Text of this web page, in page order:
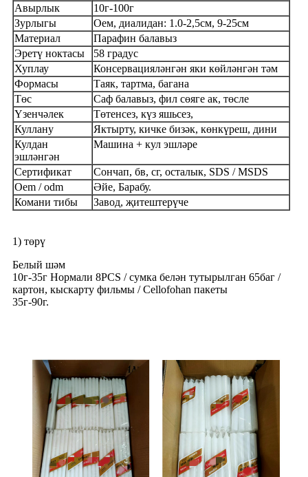
Авырлык
10г-100г
Зурлыгы
Оем, диалидан: 1.0-2,5см, 9-25см
Материал
Парафин балавыз
Эретү ноктасы
58 градус
Хуплау
Консервацияләнгән яки көйләнгән тәм
Формасы
Таяк, тартма, багана
Төс
Саф балавыз, фил сөяге ак, төсле
Үзенчәлек
Төтенсез, күз яшьсез,
Куллану
Яктырту, кичке бизәк, көнкүреш, дини
Кулдан
эшләнгән
Машина + кул эшләре
Сертификат
Сончап, бв, сг, осталык, SDS / MSDS
Oem / odm
Әйе, Барабу.
Комани тибы
Завод, җитештерүче
1) төрү
Белый шәм
10г-35г Нормали 8PCS / сумка белән тутырылган 65баг /
картон, кыскарту фильмы / Cellofohan пакеты
35г-90г.